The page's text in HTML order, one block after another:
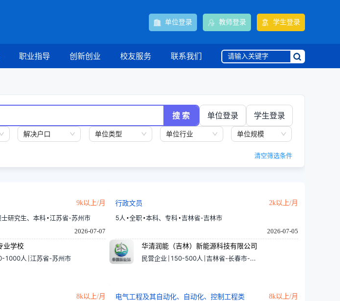
单位登录 教师登录 学生登录
职业指导 创新创业 校友服务 联系我们